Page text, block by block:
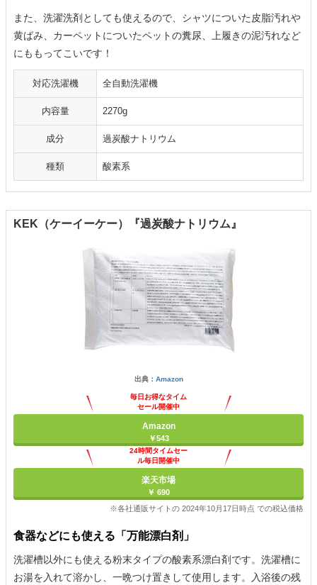
また、洗濯洗剤としても使えるので、シャツについた皮脂汚れや
黄ばみ、カーペットについたペットの糞尿、上履きの泥汚れなど
にももってこいです！
対応洗濯機 全自動洗濯機
内容量 2270g
成分 過炭酸ナトリウム
種類 酸素系
KEK（ケーイーケー）『過炭酸ナトリウム』
出典： Amazon
毎日お得なタイム
セール開催中
Amazon
￥543
24時間タイムセー
ル毎日開催中
楽天市場
￥ 690
※各社通販サイトの 2024年10月17日時点 での税込価格
食器などにも使える「万能漂白剤」
洗濯槽以外にも使える粉末タイプの酸素系漂白剤です。洗濯槽に
お湯を入れて溶かし、一晩つけ置きして使用します。入浴後の残